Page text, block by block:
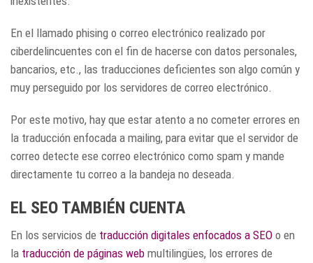
En el llamado phising o correo electrónico realizado por
ciberdelincuentes con el fin de hacerse con datos personales,
bancarios, etc., las traducciones deficientes son algo común y
muy perseguido por los servidores de correo electrónico.
Por este motivo, hay que estar atento a no cometer errores en
la traducción enfocada a mailing, para evitar que el servidor de
correo detecte ese correo electrónico como spam y mande
directamente tu correo a la bandeja no deseada.
EL SEO TAMBIÉN CUENTA
En los servicios de traducción digitales enfocados a SEO o en
la traducción de páginas web multilingües, los errores de